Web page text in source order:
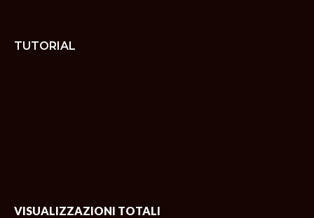
TUTORIAL
VISUALIZZAZIONI TOTALI